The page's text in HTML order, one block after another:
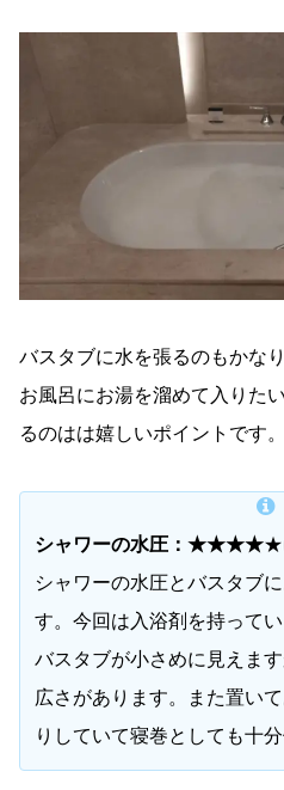
バスタブに水を張るのもかな
お風呂にお湯を溜めて入りた
るのはは嬉しいポイントです。
シャワーの水圧：★★★★
シャワーの水圧とバスタブ
す。今回は入浴剤を持って
バスタブが小さめに見えま
広さがあります。また置い
りしていて寝巻としても十分